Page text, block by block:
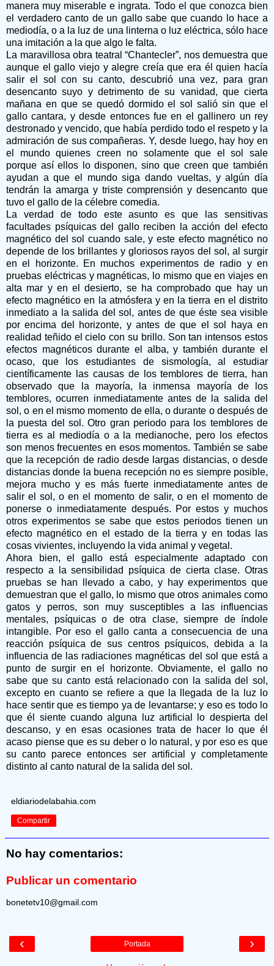
manera muy miserable e ingrata. Todo el que conozca bien
el verdadero canto de un gallo sabe que cuando lo hace a
mediodía, o a la luz de una linterna o luz eléctrica, sólo hace
una imitación a la que algo le falta.
La maravillosa obra teatral “Chantecler”, nos demuestra que
aunque el gallo viejo y alegre creía que era él quien hacía
salir el sol con su canto, descubrió una vez, para gran
desencanto suyo y detrimento de su vanidad, que cierta
mañana en que se quedó dormido el sol salió sin que el
gallo cantara, y desde entonces fue en el gallinero un rey
destronado y vencido, que había perdido todo el respeto y la
admiración de sus compañeras. Y, desde luego, hay hoy en
el mundo quienes creen no solamente que el sol sale
porque así ellos lo disponen, sino que creen que también
ayudan a que el mundo siga dando vueltas, y algún día
tendrán la amarga y triste comprensión y desencanto que
tuvo el gallo de la célebre comedia.
La verdad de todo este asunto es que las sensitivas
facultades psíquicas del gallo reciben la acción del efecto
magnético del sol cuando sale, y este efecto magnético no
depende de los brillantes y gloriosos rayos del sol, al surgir
en el horizonte. En muchos experimentos de radio y en
pruebas eléctricas y magnéticas, lo mismo que en viajes en
alta mar y en el desierto, se ha comprobado que hay un
efecto magnético en la atmósfera y en la tierra en el distrito
inmediato a la salida del sol, antes de que éste sea visible
por encima del horizonte, y antes de que el sol haya en
realidad teñido el cielo con su brillo. Son tan intensos estos
efectos magnéticos durante el alba, y también durante el
ocaso, que los estudiantes de sismología, al estudiar
científicamente las causas de los temblores de tierra, han
observado que la mayoría, la inmensa mayoría de los
temblores, ocurren inmediatamente antes de la salida del
sol, o en el mismo momento de ella, o durante o después de
la puesta del sol. Otro gran periodo para los temblores de
tierra es al mediodía o a la medianoche, pero los efectos
son menos frecuentes en esos momentos. También se sabe
que la recepción de radio desde largas distancias, o desde
distancias donde la buena recepción no es siempre posible,
mejora mucho y es más fuerte inmediatamente antes de
salir el sol, o en el momento de salir, o en el momento de
ponerse o inmediatamente después. Por estos y muchos
otros experimentos se sabe que estos periodos tienen un
efecto magnético en el estado de la tierra y en todas las
cosas vivientes, incluyendo la vida animal y vegetal.
Ahora bien, el gallo está especialmente adaptado con
respecto a la sensibilidad psíquica de cierta clase. Otras
pruebas se han llevado a cabo, y hay experimentos que
demuestran que el gallo, lo mismo que otros animales como
gatos y perros, son muy susceptibles a las influencias
mentales, psíquicas o de otra clase, siempre de índole
intangible. Por eso el gallo canta a consecuencia de una
reacción psíquica de sus centros psíquicos, debida a la
influencia de las radiaciones magnéticas del sol que está a
punto de surgir en el horizonte. Obviamente, el gallo no
sabe que su canto está relacionado con la salida del sol,
excepto en cuanto se refiere a que la llegada de la luz lo
hace sentir que es tiempo ya de levantarse; y eso es todo lo
que él siente cuando alguna luz artificial lo despierta del
descanso, y en esas ocasiones trata de hacer lo que él
acaso piense que es su deber o lo natural, y por eso es que
su canto parece entonces ser artificial y completamente
distinto al canto natural de la salida del sol.
eldiariodelabahia.com
Compartir
No hay comentarios:
Publicar un comentario
bonetetv10@gmail.com
‹ ›
Portada